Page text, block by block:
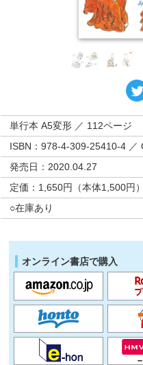
単行本 A5変形 ／ 112ページ
ISBN：978-4-309-25410-4 ／
発売日：2020.04.27
定価：1,650円（本体1,500円）
○在庫あり
オンライン書店で購入